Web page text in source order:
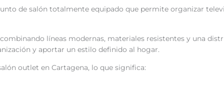
de salón totalmente equipado que permite organizar
líneas modernas, materiales resistentes y una
y aportar un estilo definido al hogar.
outlet en Cartagena, lo que significa: